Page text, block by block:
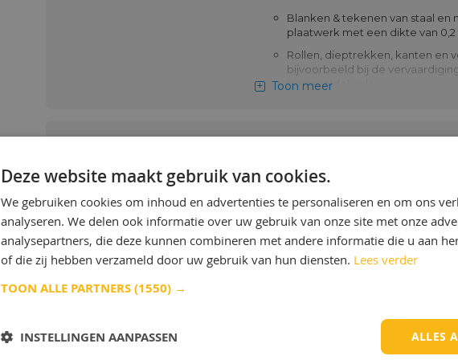
Blanken & tekenen van staal en
plaatwerk met een dikte van 0,2
Rollen, dieptrekken, kanten en
bijvoorbeeld bij de
trommeldeksels
Meer info
Toon meer
Metaalbewerkingsolie
NSF H1
Toepassing Klüber Klübertec CM 2-
Basis toepassingen van Klübertec CM
voorbeelden van gebruik zijn:
aluminiumfolie verpakkingen voor de
voedselverwerkende of farmaceutische
Deze website maakt gebruik van cookies.
We gebruiken cookies om inhoud en advertenties te personaliseren en om ons
analyseren. We delen ook informatie over uw gebruik van onze site met onze
analysepartners, die deze kunnen combineren met andere informatie die u aan
of die zij hebben verzameld door uw gebruik van hun diensten. Lees verder
TOON ALLE PARTNERS(1550) →
ALLES
INSTELLINGEN AANPASSEN